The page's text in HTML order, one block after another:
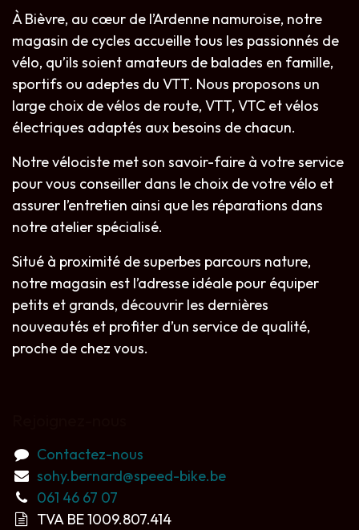
À Bièvre, au cœur de l’Ardenne namuroise, notre
magasin de cycles accueille tous les passionnés de
vélo, qu’ils soient amateurs de balades en famille,
sportifs ou adeptes du VTT. Nous proposons un
large choix de vélos de route, VTT, VTC et vélos
électriques adaptés aux besoins de chacun.
Notre vélociste met son savoir-faire à votre service
pour vous conseiller dans le choix de votre vélo et
assurer l’entretien ainsi que les réparations dans
notre atelier spécialisé.
Situé à proximité de superbes parcours nature,
notre magasin est l’adresse idéale pour équiper
petits et grands, découvrir les dernières
nouveautés et profiter d’un service de qualité,
proche de chez vous.
Contactez-nous
sohy.bernard@speed-bike.be
061 46 67 07
TVA BE 1009.807.414